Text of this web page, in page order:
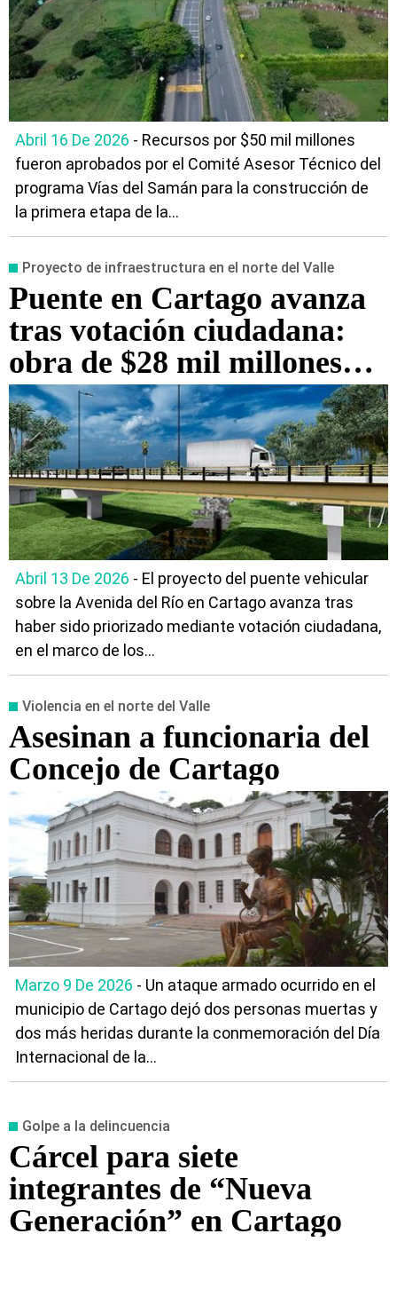
Abril 16 De 2026 - Recursos por $50 mil millones
fueron aprobados por el Comité Asesor Técnico del
programa Vías del Samán para la construcción de
la primera etapa de la...
Proyecto de infraestructura en el norte del Valle
Puente en Cartago avanza
tras votación ciudadana:
obra de $28 mil millones
conectará comunas 6 y 7
Abril 13 De 2026 - El proyecto del puente vehicular
sobre la Avenida del Río en Cartago avanza tras
haber sido priorizado mediante votación ciudadana,
en el marco de los...
Violencia en el norte del Valle
Asesinan a funcionaria del
Concejo de Cartago
Marzo 9 De 2026 - Un ataque armado ocurrido en el
municipio de Cartago dejó dos personas muertas y
dos más heridas durante la conmemoración del Día
Internacional de la...
Golpe a la delincuencia
Cárcel para siete
integrantes de “Nueva
Generación” en Cartago